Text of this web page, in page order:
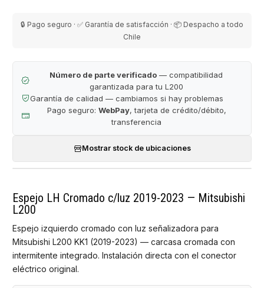
🔒 Pago seguro · ✅ Garantía de satisfacción · 📦 Despacho a todo
Chile
Número de parte verificado — compatibilidad
garantizada para tu L200
Garantía de calidad — cambiamos si hay problemas
Pago seguro: WebPay, tarjeta de crédito/débito,
transferencia
Mostrar stock de ubicaciones
Espejo LH Cromado c/luz 2019-2023 — Mitsubishi
L200
Espejo izquierdo cromado con luz señalizadora para
Mitsubishi L200 KK1 (2019-2023) — carcasa cromada con
intermitente integrado. Instalación directa con el conector
eléctrico original.